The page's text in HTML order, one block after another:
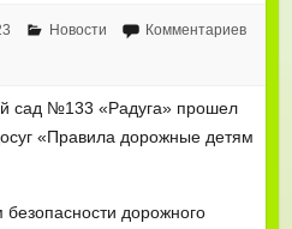
Новости
Комментариев
№133 «Радуга» прошел
«Правила дорожные детям
дорожного